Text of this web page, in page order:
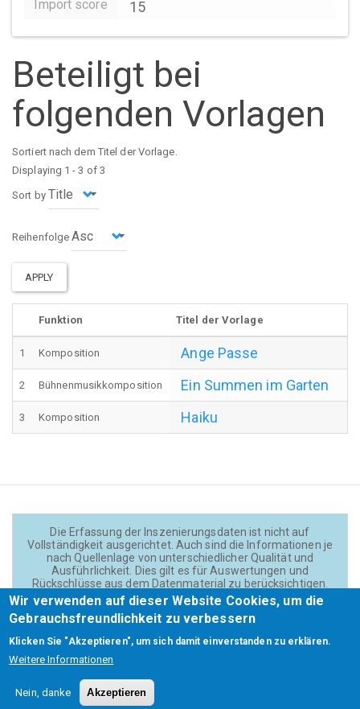
Import score 15
Beteiligt bei
folgenden Vorlagen
Sortiert nach dem Titel der Vorlage.
Displaying 1 - 3 of 3
Sort by
Reihenfolge
APPLY
Funktion Titel der Vorlage
1 Komposition Ange Passe
2 Bühnenmusikkomposition Ein Summen im Garten
3 Komposition Haiku
Die Erfassung der Inszenierungsdaten ist nicht auf
Vollständigkeit ausgerichtet. Auch sind die Informationen je
nach Quellenlage von unterschiedlicher Qualität und
Ausführlichkeit. Dies gilt es für Auswertungen und
Rückschlüsse aus dem Datenmaterial zu berücksichtigen.
Daten und Texte auf der Website sind - wenn nicht anders
angegeben - lizensiert unterCC BY 4.0(Creator:
Theadok.at).
Footer
Wir verwenden auf dieser Website Cookies, um die
Gebrauchsfreundlichkeit zu verbessern
Klicken Sie "Akzeptieren", um sich damit einverstanden zu erklären.
Weitere Informationen
Nein, danke Akzeptieren